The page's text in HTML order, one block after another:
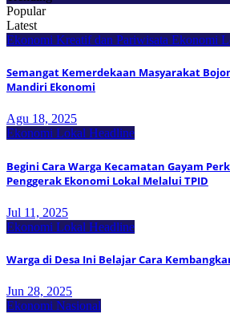
Popular
Latest
Ekonomi Kreatif dan Pariwisata Ekonomi
Semangat Kemerdekaan Masyarakat
Mandiri Ekonomi
Agu 18, 2025
Ekonomi Lokal Headline
Begini Cara Warga Kecamatan Gayam
Penggerak Ekonomi Lokal Melalui TPID
Jul 11, 2025
Ekonomi Lokal Headline
Warga di Desa Ini Belajar Cara
Jun 28, 2025
Ekonomi Nasional